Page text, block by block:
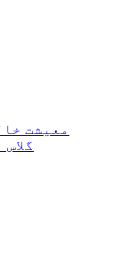
معیشت